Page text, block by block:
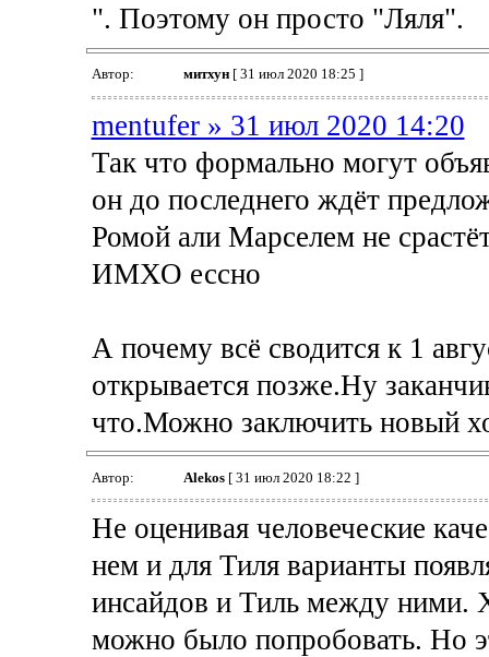
". Поэтому он просто "Ляля".
Автор: митхун[ 31 июл 2020 18:25 ]
mentufer » 31 июл 2020 14:20
Так что формально могут
он до последнего ждёт
Ромой али Марселем не
ИМХО ессно
А почему всё сводится к 1
открывается позже.Ну
что.Можно заключить новый
Автор: Alekos[ 31 июл 2020 18:22 ]
Не оценивая человеческие
нем и для Тиля варианты
инсайдов и Тиль между ними.
можно было попробовать. Но